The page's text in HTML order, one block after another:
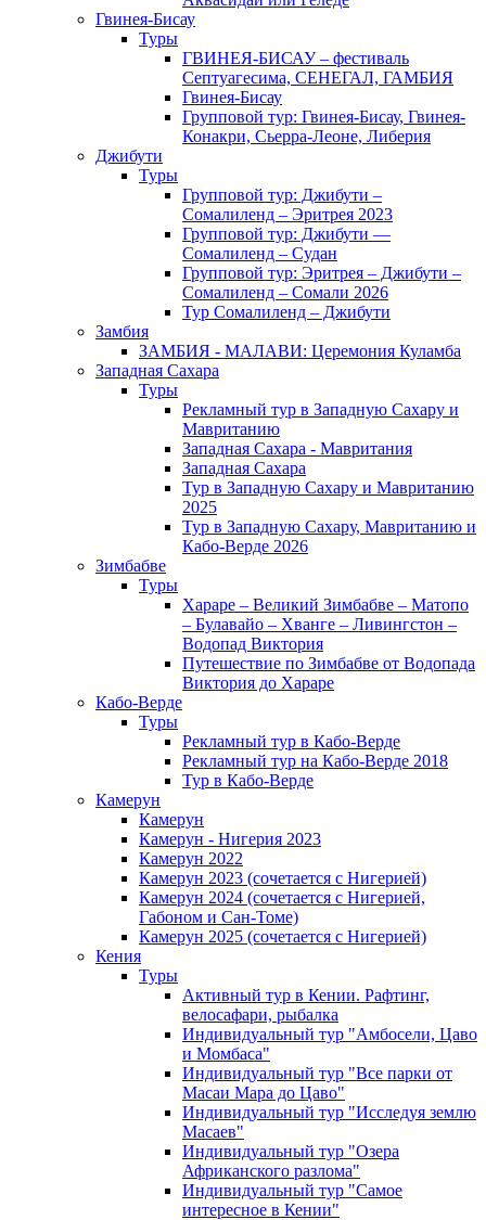
Гвинея-Бисау
Туры
ГВИНЕЯ-БИСАУ – фестиваль
Септуагесима, СЕНЕГАЛ, ГАМБИЯ
Гвинея-Бисау
Групповой тур: Гвинея-Бисау, Гвинея-
Конакри, Сьерра-Леоне, Либерия
Джибути
Туры
Групповой тур: Джибути –
Cомалиленд – Эритрея 2023
Групповой тур: Джибути —
Сомалиленд – Судан
Групповой тур: Эритрея – Джибути –
Сомалиленд – Сомали 2026
Тур Cомалиленд – Джибути
Замбия
ЗАМБИЯ - МАЛАВИ: Церемония Куламба
Западная Сахара
Туры
Рекламный тур в Западную Сахару и
Мавританию
Западная Сахара - Мавритания
Западная Сахара
Тур в Западную Сахару и Мавританию
2025
Тур в Западную Сахару, Мавританию и
Кабо-Верде 2026
Зимбабве
Туры
Хараре – Великий Зимбабве – Матопо
– Булавайо – Хванге – Ливингстон –
Водопад Виктория
Путешествие по Зимбабве от Водопада
Виктория до Хараре
Кабо-Верде
Туры
Рекламный тур в Кабо-Верде
Рекламный тур на Кабо-Верде 2018
Тур в Кабо-Верде
Камерун
Камерун
Камерун - Нигерия 2023
Камерун 2022
Камерун 2023 (сочетается с Нигерией)
Камерун 2024 (сочетается с Нигерией,
Габоном и Сан-Томе)
Камерун 2025 (сочетается с Нигерией)
Кения
Туры
Активный тур в Кении. Рафтинг,
велосафари, рыбалка
Индивидуальный тур "Амбосели, Цаво
и Момбаса"
Индивидуальный тур "Все парки от
Масаи Мара до Цаво"
Индивидуальный тур "Исследуя землю
Масаев"
Индивидуальный тур "Озера
Африканского разлома"
Индивидуальный тур "Самое
интересное в Кении"